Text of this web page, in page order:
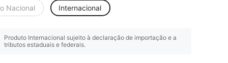
Nacional Internacional
Produto Internacional sujeito à declaração de importação e a
tributos estaduais e federais.